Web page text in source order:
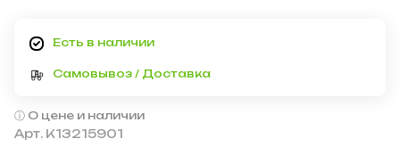
Арт. К13215901
Есть в наличии
Самовывоз / Доставка
О цене и наличии